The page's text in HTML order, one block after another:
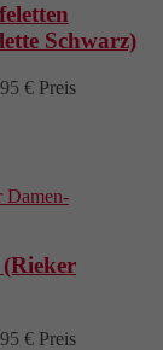
Schwarz)
€ Preis
€ Preis